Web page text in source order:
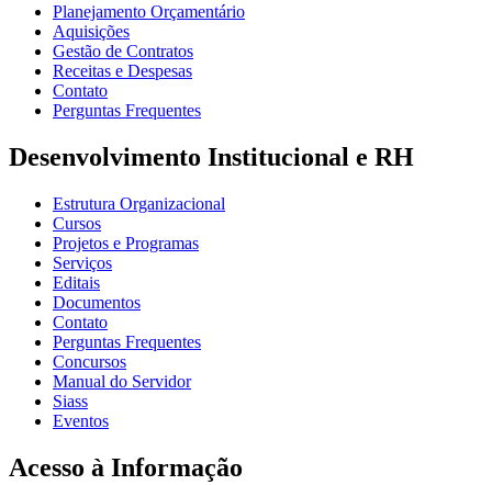
Planejamento Orçamentário
Aquisições
Gestão de Contratos
Receitas e Despesas
Contato
Perguntas Frequentes
Desenvolvimento Institucional e RH
Estrutura Organizacional
Cursos
Projetos e Programas
Serviços
Editais
Documentos
Contato
Perguntas Frequentes
Concursos
Manual do Servidor
Siass
Eventos
Acesso à Informação